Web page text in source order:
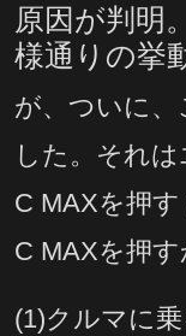
原因が判明
様通りの挙
が、ついに、
した。それ
C MAXを押
C MAXを押す
(1)クルマに